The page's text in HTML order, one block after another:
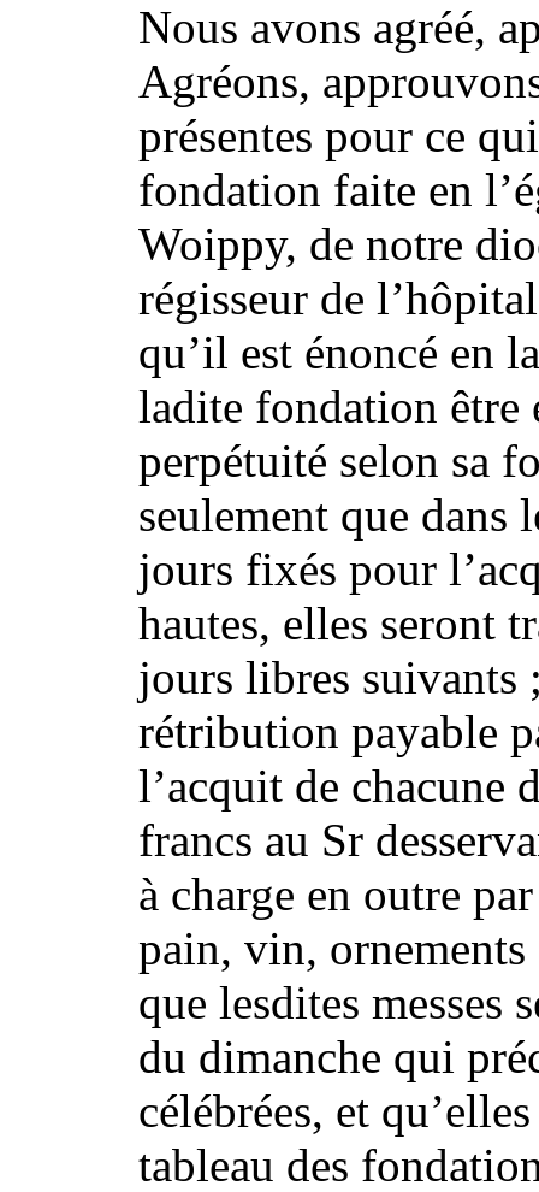
Nous avons agréé,
Agréons,
présentes pour ce
fondation faite en
Woippy, de notre
régisseur de
qu’il est énoncé en
ladite fondation être
perpétuité selon sa
seulement que dans
jours fixés pour
hautes, elles seront
jours libres suivants
rétribution payable
l’acquit de chacune
francs au Sr
à charge en outre
pain, vin,
que lesdites messes
du dimanche qui
célébrées, et
tableau des